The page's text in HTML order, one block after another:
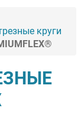
круги